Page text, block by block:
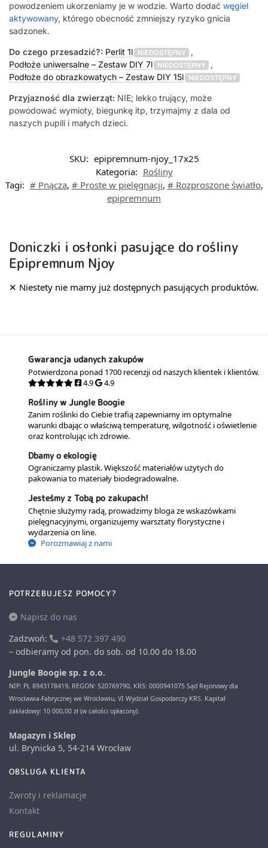
powodzeniem ukorzeniamy je w wodzie. Warto dodać węgiel
aktywowany, którego obecność zmniejszy ryzyko gnicia
sadzonek.
Do czego przesadzić?: Perlit 1l NIEDOSTĘPNY
,
Podłoże uniwersalne – Zestaw DIY 7l
NIEDOSTĘPNY
,
Podłoże do obrazkowatych – Zestaw DIY 15l
NIEDOSTĘPNY
Przyjazność dla zwierząt: NIE; lekko trujący, może
powodować wymioty, biegunkę itp, trzymajmy z dala od
naszych pupili i małych dzieci.
SKU: epipremnum-njoy_17x25
Kategoria: Rośliny
Tagi: # Pnącza, # Proste w pielęgnacji, # Rozproszone światło,
epipremnum
Doniczki i osłonki pasujące do rośliny
Epipremnum Njoy
Gwarancja udanych zakupów
Potwierdzona ponad 1700 recenzji od naszych klientek i klientów.
4.9
4.9
Rośliny w Jungle Boogie
Zanim roślinki do Ciebie trafią zapewniamy im optymalne
warunki dbając o właściwą temperaturę, wilgotność i oświetlenie
oraz kontrolując ich zdrowie.
Dbamy o ekologię
Ograniczamy plastik. Większość materiałów użytych do
pakowania to materiały biodegradowalne.
Jesteśmy z Tobą po zakupach!
Chętnie służymy radą, prowadzimy bloga ze wskazówkami
pielęgnacyjnymi, organizujemy warsztaty florystyczne i
wydarzenia on line.
Porozmawiaj z nami
POTRZEBUJESZ POMOCY?
Napisz do nas
Zadzwoń:
+48 572 397 490
– odbieramy od pon. do sob. od 10.00 do 18.00
Jungle Boogie sp. z o.o.
NIP: PL 8943178419, REGON: 520769790, KRS: 0000941075 Sąd Rejonowy dla
Wrocławia-Fabrycznej we Wrocławiu, VI Wydział Gospodarczy KRS. Kapitał
zakładowy: 10 000,00 zł (w całości opłacony).
Magazyn i Sklep
ul. Brynicka 5, 54-214 Wrocław
OBSLUGA KLIENTA
Zwroty i reklamacje
Kontakt
REGULAMINY